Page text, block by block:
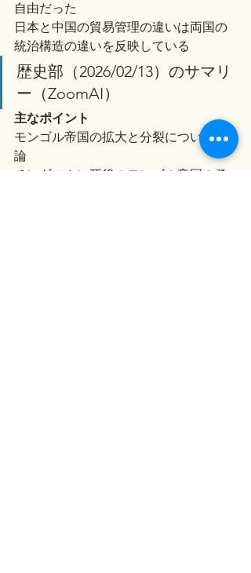
自由だった
日本と中国の貿易管理の違いは両国の
統治構造の違いを反映している
歴史部（2026/02/13）のサマリ
ー（ZoomAI）
主なポイント
モンゴル帝国の拡大と分裂について議
論
チンギスカン死後のモンゴル帝国の発